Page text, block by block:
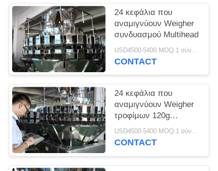
24 κεφάλια που
αναμιγνύουν Weigher
συνδυασμού Multihead
USD4500-5400 MOQ:1 σύνολο
CONTACT
24 κεφάλια που
αναμιγνύουν Weigher
τροφίμων 120g
Multihead για το τσάι
USD4500-5400 MOQ:1 σύνολο
CONTACT